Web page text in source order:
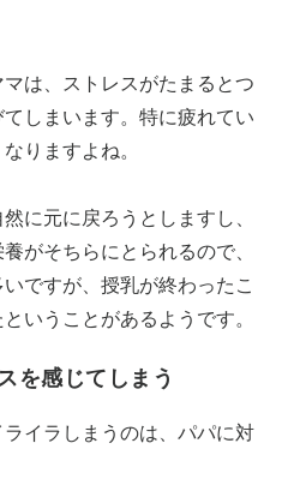
は、ストレスがたまるとつ
しまいます。特に疲れてい
りますよね。
に元に戻ろうとしますし、
がそちらにとられるので、
ですが、授乳が終わったこ
いうことがあるようです。
を感じてしまう
イラしまうのは、パパに対